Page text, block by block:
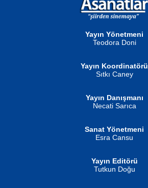
NURAN KÖSE BAYDAR
Ben Deniz Değilim ki...
Yayın Yönetmeni
Teodora Doni
Yayın Koordinatörü
Sıtkı Caney
Yayın Danışmanı
Necati Sarıca
Sanat Yönetmeni
Esra Cansu
Yayın Editörü
Tutkun Doğu